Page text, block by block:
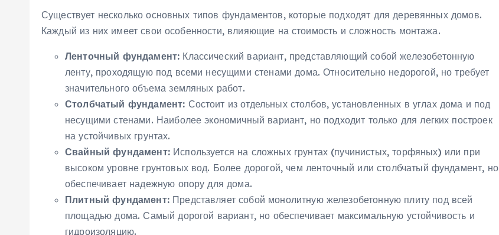
Существует несколько основных типов фундаментов‚ которые подходят для деревянных домов.
Каждый из них имеет свои особенности‚ влияющие на стоимость и сложность монтажа.
Ленточный фундамент: Классический вариант‚ представляющий собой железобетонную
ленту‚ проходящую под всеми несущими стенами дома. Относительно недорогой‚ но требует
значительного объема земляных работ.
Столбчатый фундамент: Состоит из отдельных столбов‚ установленных в углах дома и под
несущими стенами. Наиболее экономичный вариант‚ но подходит только для легких построек
на устойчивых грунтах.
Свайный фундамент:Используется на сложных грунтах (пучинистых‚ торфяных) или при
высоком уровне грунтовых вод. Более дорогой‚ чем ленточный или столбчатый фундамент‚ но
обеспечивает надежную опору для дома.
Плитный фундамент:Представляет собой монолитную железобетонную плиту под всей
площадью дома. Самый дорогой вариант‚ но обеспечивает максимальную устойчивость и
гидроизоляцию.